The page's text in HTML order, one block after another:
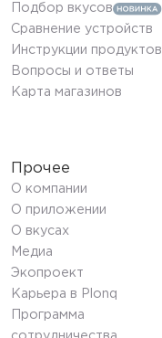
Подбор вкусов
Сравнение устройств
Инструкции продуктов
Вопросы и ответы
Карта магазинов
Прочее
О компании
О приложении
О вкусах
Медиа
Экопроект
Карьера в Plonq
Программа